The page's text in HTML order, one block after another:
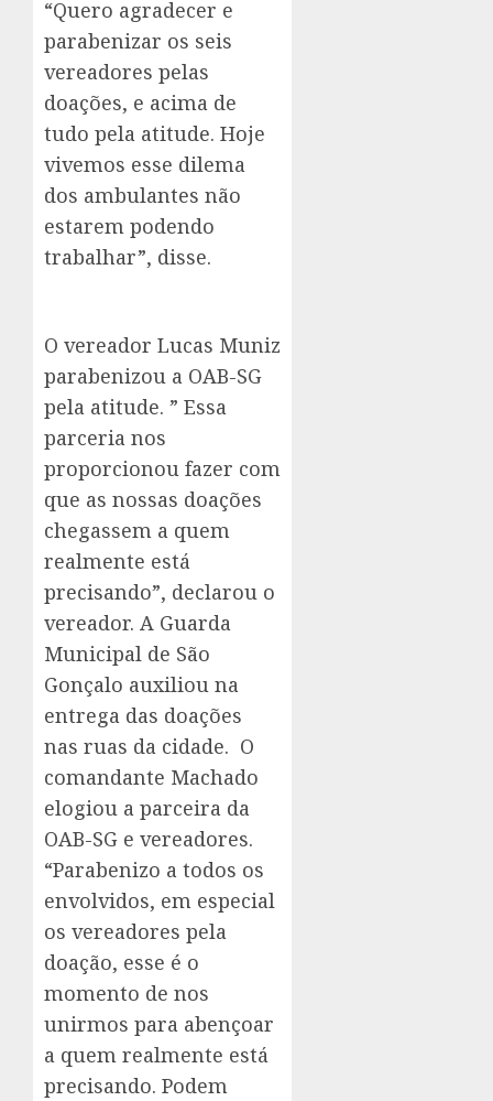
“Quero agradecer e
parabenizar os seis
vereadores pelas
doações, e acima de
tudo pela atitude. Hoje
vivemos esse dilema
dos ambulantes não
estarem podendo
trabalhar”, disse.
O vereador Lucas Muniz
parabenizou a OAB-SG
pela atitude. ” Essa
parceria nos
proporcionou fazer com
que as nossas doações
chegassem a quem
realmente está
precisando”, declarou o
vereador. A Guarda
Municipal de São
Gonçalo auxiliou na
entrega das doações
nas ruas da cidade. O
comandante Machado
elogiou a parceira da
OAB-SG e vereadores.
“Parabenizo a todos os
envolvidos, em especial
os vereadores pela
doação, esse é o
momento de nos
unirmos para abençoar
a quem realmente está
precisando. Podem